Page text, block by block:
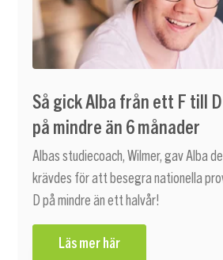
Så gick Alba från ett F till
på mindre än 6 månader
Albas studiecoach, Wilmer, gav Alba
krävdes för att besegra nationella
D på mindre än ett halvår!
Läs mer här